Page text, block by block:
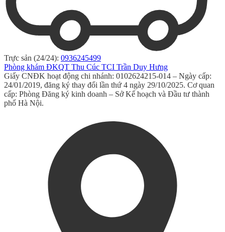
Trực sản (24/24): 0936245499
Phòng khám ĐKQT Thu Cúc TCI Trần Duy Hưng
Giấy CNĐK hoạt động chi nhánh: 0102624215-014 – Ngày cấp:
24/01/2019, đăng ký thay đổi lần thứ 4 ngày 29/10/2025. Cơ quan
cấp: Phòng Đăng ký kinh doanh – Sở Kế hoạch và Đầu tư thành
phố Hà Nội.